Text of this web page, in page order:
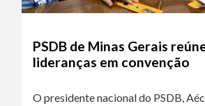
PSDB de Minas Gerais
lideranças em convenção
O presidente nacional do PSDB,